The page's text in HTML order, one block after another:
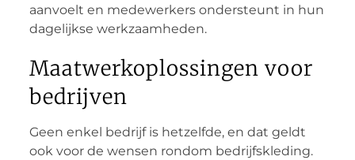
aanvoelt en medewerkers ondersteunt in hun
dagelijkse werkzaamheden.
Maatwerkoplossingen voor
bedrijven
Geen enkel bedrijf is hetzelfde, en dat geldt
ook voor de wensen rondom bedrijfskleding.